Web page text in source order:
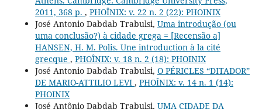
2011, 368 p. , PHOÎNIX: v. 22 n. 2 (22): PHOINIX
José Antonio Dabdab Trabulsi, Uma introdução (ou
uma conclusão?) à cidade grega = [Recensão a]
HANSEN, H. M. Polis. Une introduction à la cité
grecque , PHOÎNIX: v. 18 n. 2 (18): PHOINIX
José Antonio Dabdab Trabulsi, O PÉRICLES “DITADOR”
DE MARIO-ATTILIO LEVI , PHOÎNIX: v. 14 n. 1 (14):
PHOINIX
José Antônio Dabdab Trabulsi, UMA CIDADE DA